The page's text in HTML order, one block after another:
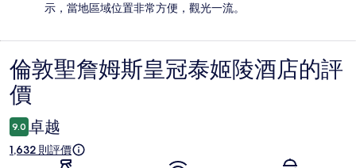
示，當地區域位置非常方便，觀光一流。
評
價
倫敦聖詹姆斯皇冠泰姬陵酒店的評
價
9.0 卓越
1,632 則評價